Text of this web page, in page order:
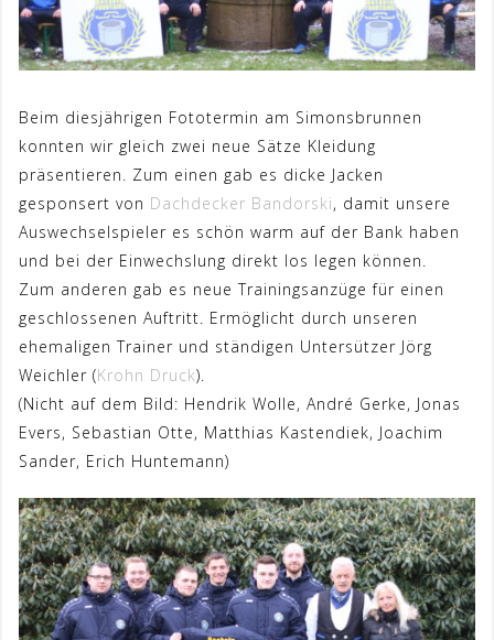
Beim diesjährigen Fototermin am Simonsbrunnen
konnten wir gleich zwei neue Sätze Kleidung
präsentieren. Zum einen gab es dicke Jacken
gesponsert von Dachdecker Bandorski, damit unsere
Auswechselspieler es schön warm auf der Bank haben
und bei der Einwechslung direkt los legen können.
Zum anderen gab es neue Trainingsanzüge für einen
geschlossenen Auftritt. Ermöglicht durch unseren
ehemaligen Trainer und ständigen Untersützer Jörg
Weichler (Krohn Druck).
(Nicht auf dem Bild: Hendrik Wolle, André Gerke, Jonas
Evers, Sebastian Otte, Matthias Kastendiek, Joachim
Sander, Erich Huntemann)